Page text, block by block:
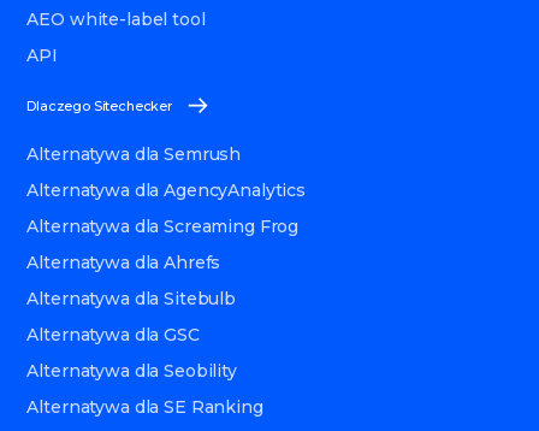
AEO white-label tool
API
Dlaczego Sitechecker
Alternatywa dla Semrush
Alternatywa dla AgencyAnalytics
Alternatywa dla Screaming Frog
Alternatywa dla Ahrefs
Alternatywa dla Sitebulb
Alternatywa dla GSC
Alternatywa dla Seobility
Alternatywa dla SE Ranking